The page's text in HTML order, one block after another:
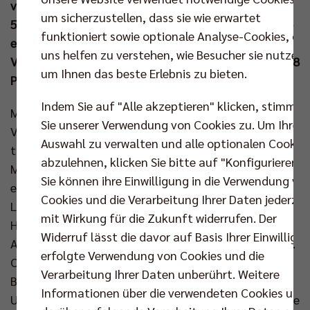
von einem der ersten beiden Plätzen zu verdrängen.
5.116 Zuschauern in der Max-Schmeling-Halle wurde
ein mitreißendes Match gegen den belgischen
Vizemeister geboten, bei dem MVP Jake Hanes mit 28
Punkten herausstach.
Mit der Gewissheit, dass ein klarer Heimsieg den BR
Volleys ein Überstehen der Gruppenphase sichert,
trat der Deutsche Meister vor starker Kulisse am
Mittwochabend an. Und entsprechend entschlossen
eröffneten die Hausherren dieses Champions-
League-Heimspiel. Sofort übernahm das Team von
Headcoach Joel Banks die Kontrolle. Vor allem im
Angriff waren die Männer in Orange eine Wucht (7:4).
Ob Florian Krage (14:6) oder Jakes Hanes (17:9), die
Bälle schlugen reihenweise im Feld der Gäste ein. Der
US-Amerikaner besorgte auch das 22:11 und es wurde
um sicherzustellen, dass sie wie erwartet
funktioniert sowie optionale Analyse-Cookies, die
uns helfen zu verstehen, wie Besucher sie nutzen,
um Ihnen das beste Erlebnis zu bieten.
Indem Sie auf "Alle akzeptieren" klicken, stimmen
Sie unserer Verwendung von Cookies zu. Um Ihre
Auswahl zu verwalten und alle optionalen Cookies
abzulehnen, klicken Sie bitte auf "Konfigurieren".
Sie können ihre Einwilligung in die Verwendung
Cookies und die Verarbeitung Ihrer Daten
mit Wirkung für die Zukunft widerrufen. Der
Widerruf lässt die davor auf Basis Ihrer
erfolgte Verwendung von Cookies und die
Verarbeitung Ihrer Daten unberührt. Weitere
Informationen über die verwendeten Cookies und